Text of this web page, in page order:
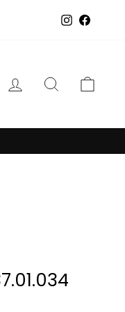
Instagram
INLOGGEN